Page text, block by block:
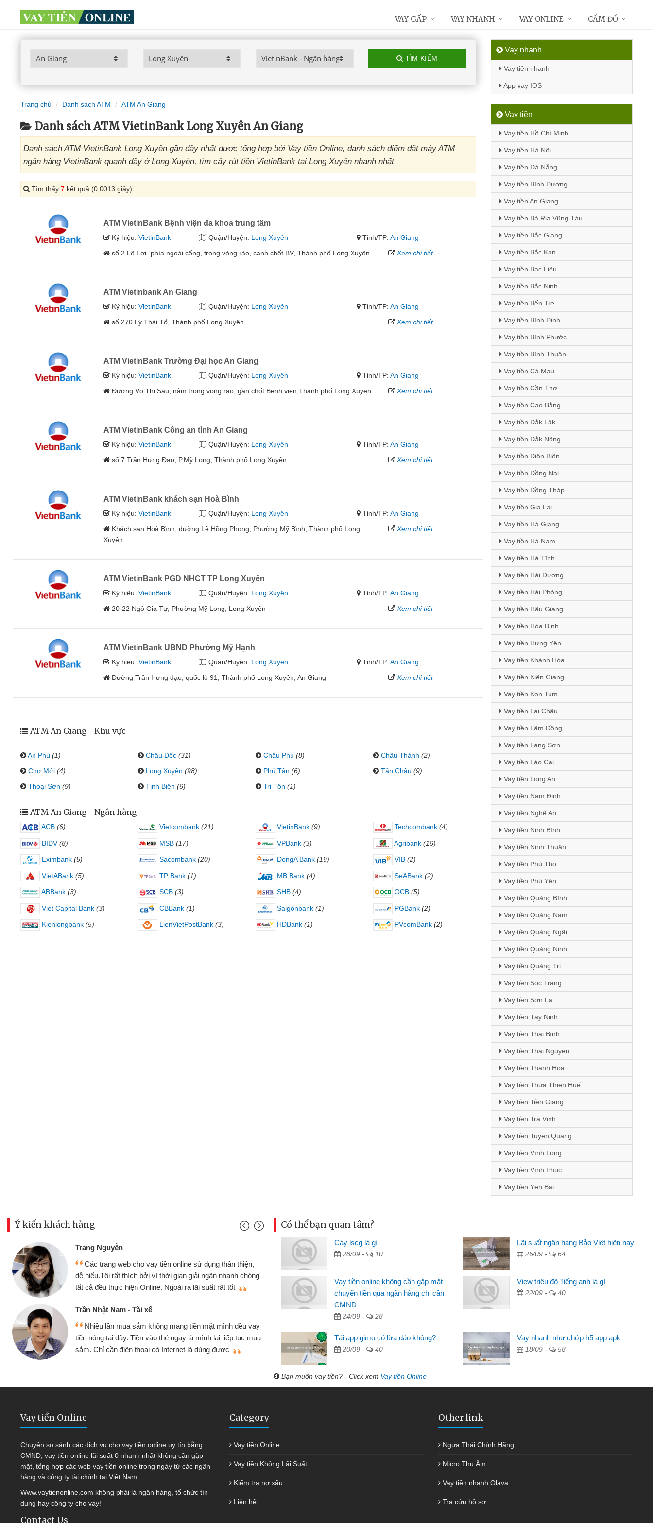
TÌM KIẾM
Trang chủ Danh sách ATM ATM An Giang
Danh sách ATM VietinBank Long Xuyên An Giang
Danh sách ATM VietinBank Long Xuyên gần đây nhất được tổng hợp bởi Vay tiền Online, danh sách điểm đặt máy ATM
ngân hàng VietinBank quanh đây ở Long Xuyên, tìm cây rút tiền VietinBank tại Long Xuyên nhanh nhất.
Tìm thấy 7 kết quả (0.0013 giây)
ATM VietinBank Bệnh viện đa khoa trung tâm
Ký hiệu:VietinBank Quận/Huyện: Long Xuyên Tỉnh/TP:An Giang
số 2 Lê Lợi -phía ngoài cổng, trong vòng rào, cạnh chốt BV, Thành phố Long Xuyên
Xem chi tiết
ATM Vietinbank An Giang
Ký hiệu:VietinBank Quận/Huyện: Long Xuyên Tỉnh/TP:An Giang
số 270 Lý Thái Tổ, Thành phố Long Xuyên
Xem chi tiết
ATM VietinBank Trường Đại học An Giang
Ký hiệu:VietinBank Quận/Huyện: Long Xuyên Tỉnh/TP:An Giang
Đường Võ Thị Sáu, nằm trong vòng rào, gần chốt Bệnh viện,Thành phố Long Xuyên
Xem chi tiết
ATM VietinBank Công an tỉnh An Giang
Ký hiệu:VietinBank Quận/Huyện: Long Xuyên Tỉnh/TP:An Giang
số 7 Trần Hưng Đạo, P.Mỹ Long, Thành phố Long Xuyên
Xem chi tiết
ATM VietinBank khách sạn Hoà Bình
Ký hiệu:VietinBank Quận/Huyện: Long Xuyên Tỉnh/TP:An Giang
Khách sạn Hoà Bình, dường Lê Hồng Phong, Phường Mỹ Bình, Thành phố Long
Xuyên
Xem chi tiết
ATM VietinBank PGD NHCT TP Long Xuyên
Ký hiệu:VietinBank Quận/Huyện: Long Xuyên Tỉnh/TP:An Giang
20-22 Ngô Gia Tự, Phường Mỹ Long, Long Xuyên
Xem chi tiết
ATM VietinBank UBND Phường Mỹ Hạnh
Ký hiệu:VietinBank Quận/Huyện: Long Xuyên Tỉnh/TP:An Giang
Đường Trần Hưng đạo, quốc lộ 91, Thành phố Long Xuyên, An Giang
Xem chi tiết
ATM An Giang - Khu vực
An Phú (1) Châu Đốc (31) Châu Phú (8) Châu Thành (2)
Chợ Mới (4) Long Xuyên (98) Phú Tân (6) Tân Châu (9)
Thoại Sơn (9) Tịnh Biên (6) Tri Tôn (1)
ATM An Giang - Ngân hàng
ACB (6) Vietcombank (21) VietinBank (9) Techcombank (4)
BIDV (8) MSB (17) VPBank (3) Agribank (16)
Eximbank (5) Sacombank (20) DongA Bank (19) VIB (2)
VietABank (5) TP Bank (1) MB Bank (4) SeABank (2)
ABBank (3) SCB (3) SHB (4) OCB (5)
Viet Capital Bank (3) CBBank (1) Saigonbank (1) PGBank (2)
Kienlongbank (5) LienVietPostBank (3) HDBank (1) PVcomBank (2)
Vay nhanh
Vay tiền nhanh
App vay IOS
Vay tiền
Vay tiền Hồ Chí Minh
Vay tiền Hà Nội
Vay tiền Đà Nẵng
Vay tiền Bình Dương
Vay tiền An Giang
Vay tiền Bà Rịa Vũng Tàu
Vay tiền Bắc Giang
Vay tiền Bắc Kạn
Vay tiền Bạc Liêu
Vay tiền Bắc Ninh
Vay tiền Bến Tre
Vay tiền Bình Định
Vay tiền Bình Phước
Vay tiền Bình Thuận
Vay tiền Cà Mau
Vay tiền Cần Thơ
Vay tiền Cao Bằng
Vay tiền Đắk Lắk
Vay tiền Đắk Nông
Vay tiền Điện Biên
Vay tiền Đồng Nai
Vay tiền Đồng Tháp
Vay tiền Gia Lai
Vay tiền Hà Giang
Vay tiền Hà Nam
Vay tiền Hà Tĩnh
Vay tiền Hải Dương
Vay tiền Hải Phòng
Vay tiền Hậu Giang
Vay tiền Hòa Bình
Vay tiền Hưng Yên
Vay tiền Khánh Hòa
Vay tiền Kiên Giang
Vay tiền Kon Tum
Vay tiền Lai Châu
Vay tiền Lâm Đồng
Vay tiền Lạng Sơn
Vay tiền Lào Cai
Vay tiền Long An
Vay tiền Nam Định
Vay tiền Nghệ An
Vay tiền Ninh Bình
Vay tiền Ninh Thuận
Vay tiền Phú Thọ
Vay tiền Phú Yên
Vay tiền Quảng Bình
Vay tiền Quảng Nam
Vay tiền Quảng Ngãi
Vay tiền Quảng Ninh
Vay tiền Quảng Trị
Vay tiền Sóc Trăng
Vay tiền Sơn La
Vay tiền Tây Ninh
Vay tiền Thái Bình
Vay tiền Thái Nguyên
Vay tiền Thanh Hóa
Vay tiền Thừa Thiên Huế
Vay tiền Tiền Giang
Vay tiền Trà Vinh
Vay tiền Tuyên Quang
Vay tiền Vĩnh Long
Vay tiền Vĩnh Phúc
Vay tiền Yên Bái
VAY GẤP VAY NHANH VAY ONLINE CẦM ĐỒ
Ý kiến khách hàng
tiền online sử dụng thân thiện,
thời gian giải ngân nhanh chóng
Ngoài ra lãi suất rất tốt
mang tiền mặt mình đều vay
thẻ ngay là mình lại tiếp tục mua
có Internet là dùng được
Mình cần tiền gấp nên định cầm cố chiếc xe wave
nhưng thật may đã có gói vay tiền bằng CMND online
không cần gặp mặt nên rất tiện lợi, sẽ giới thiệu cho bạn
Tôi kinh doanh buôn bán nhỏ lẻ nhiều lúc cần vốn nhập
hàng, nhờ biết đến website qua bạn bè giới thiệu tôi đã giải
quyết được công việc của mình nhanh chóng
Mai Lan - Sinh viên
Tôi biết đến thông qua quảng cáo trên facebook. Tôi là
sinh viên nên cần đóng tiền nhà, sinh nhật bạn bè, mà đọc
thấy thủ tục nhanh gọn nên tôi quyết định vay
Lâm Minh Chánh
cần có 2 triệu để giải quyết việc riêng, trong 1-2 ngày tôi trả
được thôi. Cảm ơn đã giúp tôi kịp thời và nhanh chóng
Có thể bạn quan tâm?
Cày lscg là gì
28/09 - 10
Lãi suất ngân hàng Bảo Việt hiện nay
26/09 - 64
Vay tiền online không cần gặp mặt
chuyển tiền qua ngân hàng chỉ cần
CMND
24/09 - 28
View triệu đô Tiếng anh là gì
22/09 - 40
Tải app gimo có lừa đảo không?
20/09 - 40
Vay nhanh như chớp h5 app apk
18/09 - 58
Bạn muốn vay tiền? - Click xem Vay tiền Online
Vay tiền Online
Chuyên so sánh các dịch vụ cho vay tiền online uy tín bằng
CMND, vay tiền online lãi suất 0 nhanh nhất không cần gặp
mặt, tổng hợp các web vay tiền online trong ngày từ các ngân
hàng và công ty tài chính tại Việt Nam
Www.vaytienonline.com không phải là ngân hàng, tổ chức tín
dụng hay công ty cho vay!
Contact Us
Category
Vay tiền Online
Vay tiền Không Lãi Suất
Kiểm tra nợ xấu
Liên hệ
Other link
Ngựa Thái Chính Hãng
Micro Thu Âm
Vay tiền nhanh Olava
Tra cứu hồ sơ